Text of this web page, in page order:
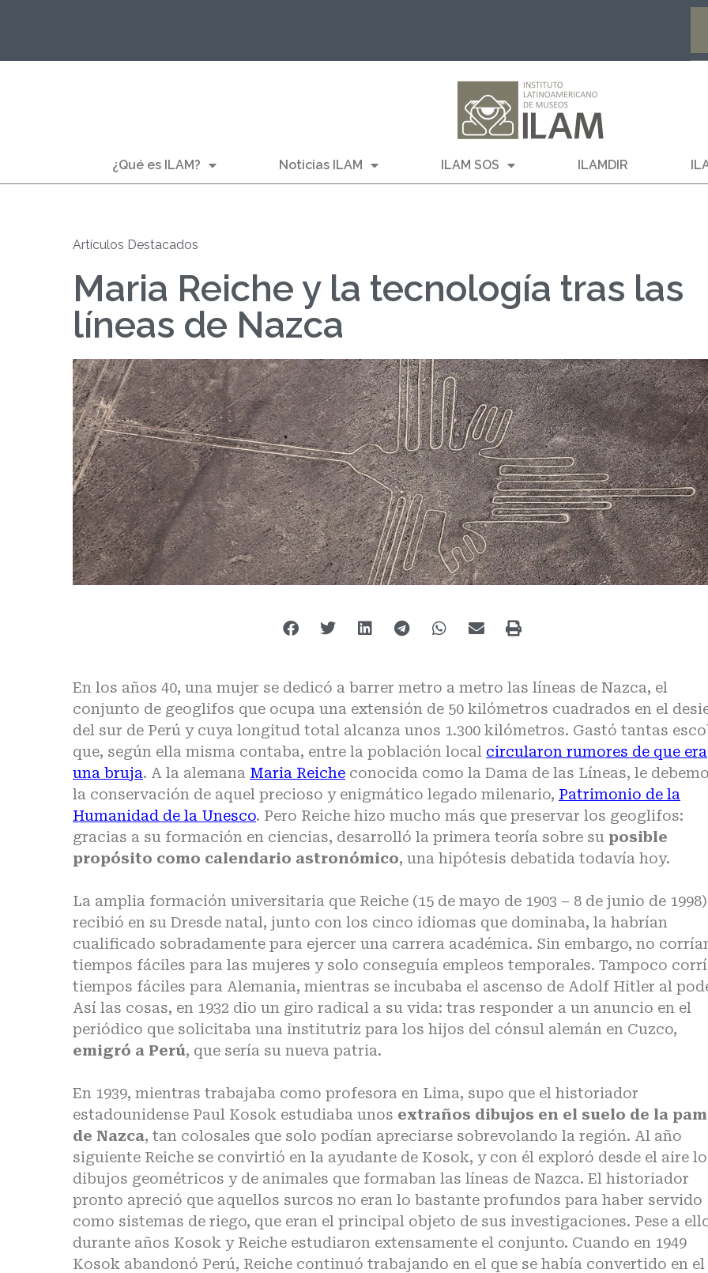
¿Qué es ILAM? Noticias ILAM ILAM SOS ILAMDIR
Artículos Destacados
Maria Reiche y la tecnología tras las
líneas de Nazca
En los años 40, una mujer se dedicó a barrer metro a metro las líneas de Nazca, el
conjunto de geoglifos que ocupa una extensión de 50 kilómetros cuadrados en el
del sur de Perú y cuya longitud total alcanza unos 1.300 kilómetros. Gastó tantas
que, según ella misma contaba, entre la población local circularon rumores de que era
una bruja. A la alemana Maria Reiche conocida como la Dama de las Líneas, le
la conservación de aquel precioso y enigmático legado milenario, Patrimonio de la
Humanidad de la Unesco. Pero Reiche hizo mucho más que preservar los geoglifos:
gracias a su formación en ciencias, desarrolló la primera teoría sobre su posible
propósito como calendario astronómico, una hipótesis debatida todavía hoy.
La amplia formación universitaria que Reiche (15 de mayo de 1903 – 8 de junio de 1998)
recibió en su Dresde natal, junto con los cinco idiomas que dominaba, la habrían
cualificado sobradamente para ejercer una carrera académica. Sin embargo, no
tiempos fáciles para las mujeres y solo conseguía empleos temporales. Tampoco
tiempos fáciles para Alemania, mientras se incubaba el ascenso de Adolf Hitler al
Así las cosas, en 1932 dio un giro radical a su vida: tras responder a un anuncio en el
periódico que solicitaba una institutriz para los hijos del cónsul alemán en Cuzco,
emigró a Perú, que sería su nueva patria.
En 1939, mientras trabajaba como profesora en Lima, supo que el historiador
estadounidense Paul Kosok estudiaba unos extraños dibujos en el suelo de la
de Nazca, tan colosales que solo podían apreciarse sobrevolando la región. Al año
siguiente Reiche se convirtió en la ayudante de Kosok, y con él exploró desde el aire
dibujos geométricos y de animales que formaban las líneas de Nazca. El historiador
pronto apreció que aquellos surcos no eran lo bastante profundos para haber servido
como sistemas de riego, que eran el principal objeto de sus investigaciones. Pese a
durante años Kosok y Reiche estudiaron extensamente el conjunto. Cuando en 1949
Kosok abandonó Perú, Reiche continuó trabajando en el que se había convertido en el